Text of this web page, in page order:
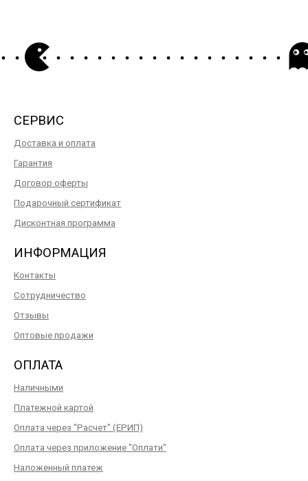
СЕРВИС
Доставка и оплата
Гарантия
Договор оферты
Подарочный сертификат
Дисконтная программа
ИНФОРМАЦИЯ
Контакты
Сотрудничество
Отзывы
Оптовые продажи
ОПЛАТА
Наличными
Платежной картой
Оплата через "Расчет" (ЕРИП)
Оплата через приложение "Оплати"
Наложенный платеж